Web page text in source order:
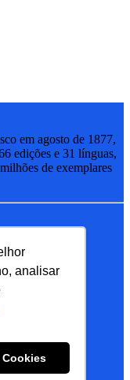
analisar
em agosto de 1877,
edições e 31 línguas,
de exemplares